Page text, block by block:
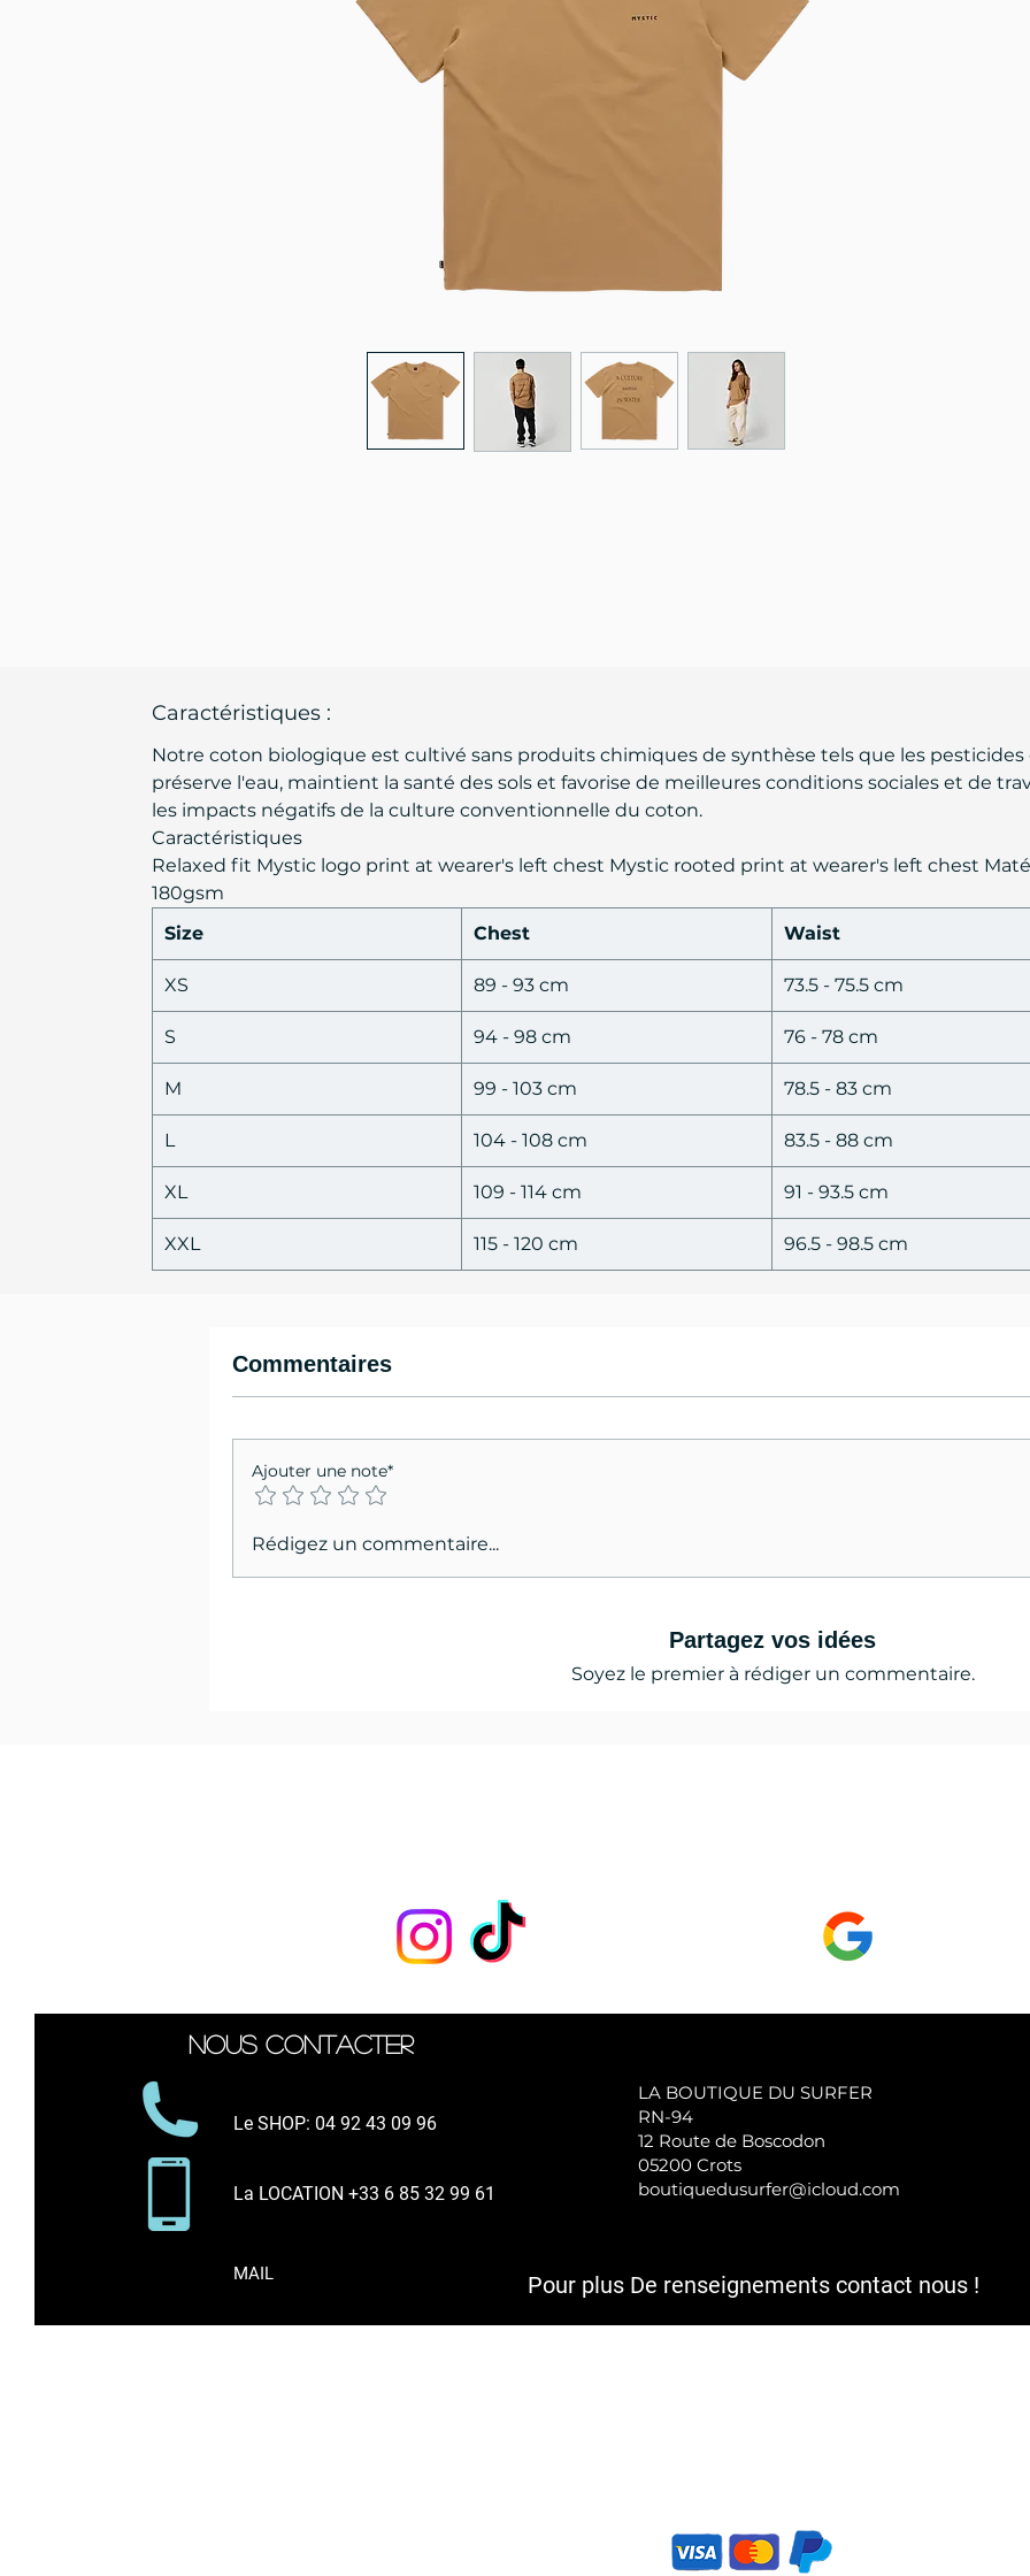
Caractéristiques :
Notre coton biologique est cultivé sans produits chimiques de synthèse tels que les
préserve l'eau, maintient la santé des sols et favorise de meilleures conditions sociales et de
les impacts négatifs de la culture conventionnelle du coton.
Caractéristiques
Relaxed fit Mystic logo print at wearer's left chest Mystic rooted print at wearer's left chest
180gsm
Size
Chest Waist
XS 89 - 93 cm 73.5 - 75.5 cm
S 94 - 98 cm 76 - 78 cm
M 99 - 103 cm 78.5 - 83 cm
L 104 - 108 cm 83.5 - 88 cm
XL 109 - 114 cm 91 - 93.5 cm
XXL 115 - 120 cm 96.5 - 98.5 cm
Commentaires
Ajouter une note*
Rédigez un commentaire...
Partagez vos idées
Soyez le premier à rédiger un commentaire.
Nous contacter
Le SHOP: 04 92 43 09 96
La LOCATION +33 6 85 32 99 61
MAIL
LA BOUTIQUE DU SURFER
RN-94
12 Route de Boscodon
05200 Crots
boutiquedusurfer@icloud.com
Pour plus De renseignements contact nous !